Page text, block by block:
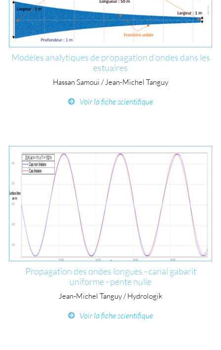
Modèles analytiques de propagation d'ondes dans les
estuaires
Hassan Samoui / Jean-Michel Tanguy
Voir la fiche scientifique
Propagation des ondes longues - canal gabarit
uniforme - pente nulle
Jean-Michel Tanguy / Hydrologik
Voir la fiche scientifique